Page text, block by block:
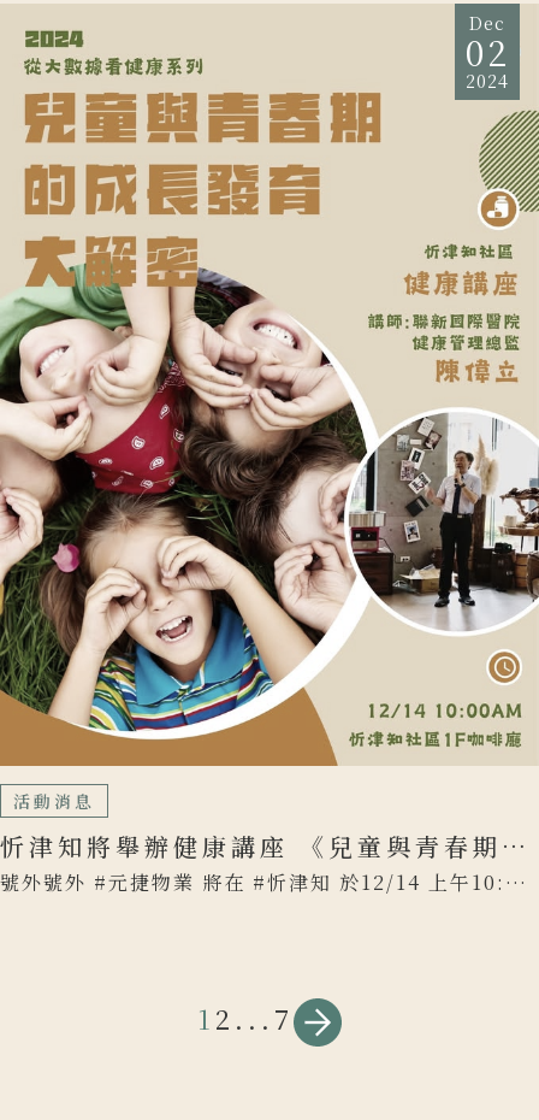
到至今都無法 […]
Dec
02
2024
活動消息
忻津知將舉辦健康講座 《兒童與青春期的
成長發育大解密》快來報名吧!
號外號外 #元捷物業 將在 #忻津知 於12/14 上午10:：
12 ... 7